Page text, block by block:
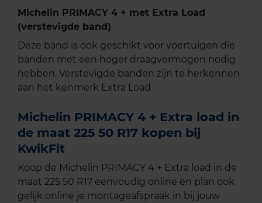
Michelin PRIMACY 4 + met Extra Load
(verstevigde band)
Deze band is ook geschikt voor voertuigen die
banden met een hoger draagvermogen nodig
hebben. Verstevigde banden zijn te herkennen
aan het kenmerk Extra Load.
Michelin PRIMACY 4 + Extra load in
de maat 225 50 R17 kopen bij
KwikFit
Koop de Michelin PRIMACY 4 + Extra load in de
maat 225 50 R17 eenvoudig online en plan ook
gelijk online je montageafspraak in bij jouw